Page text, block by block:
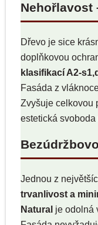
Nehořlavost
Dřevo je sice
doplňkovou
klasifikací A2-
Fasáda z
Zvyšuje celkovou
estetická svoboda
Jednou z
trvanlivost a
Natural je odolná